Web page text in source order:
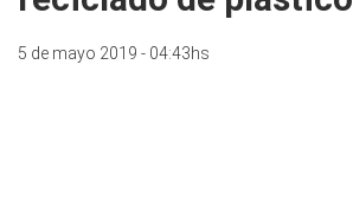
5 de mayo 2019 - 04:43hs